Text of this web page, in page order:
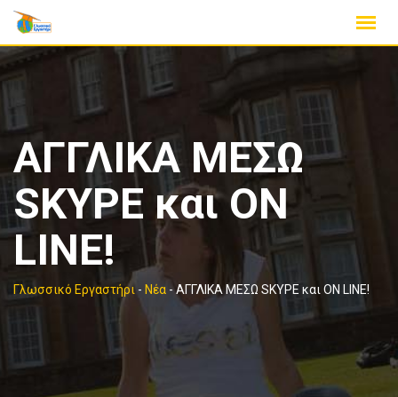
Skip
content
ΑΓΓΛΙΚΑ ΜΕΣΩ
SKYPE και ON
LINE!
Γλωσσικό Εργαστήρι - Νέα -ΑΓΓΛΙΚΑ ΜΕΣΩ SKYPE και ON LINE!